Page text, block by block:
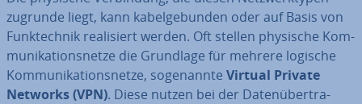
zugrunde liegt, kann ka­bel­ge­bun­den oder auf Basis von
Funk­tech­nik rea­li­siert werden. Oft stellen physische Kom­
mu­ni­ka­ti­ons­net­ze die Grundlage für mehrere logische
Kom­mu­ni­ka­ti­ons­net­ze, so­ge­nann­te Virtual Private
Networks (VPN). Diese nutzen bei der Da­ten­über­tra­